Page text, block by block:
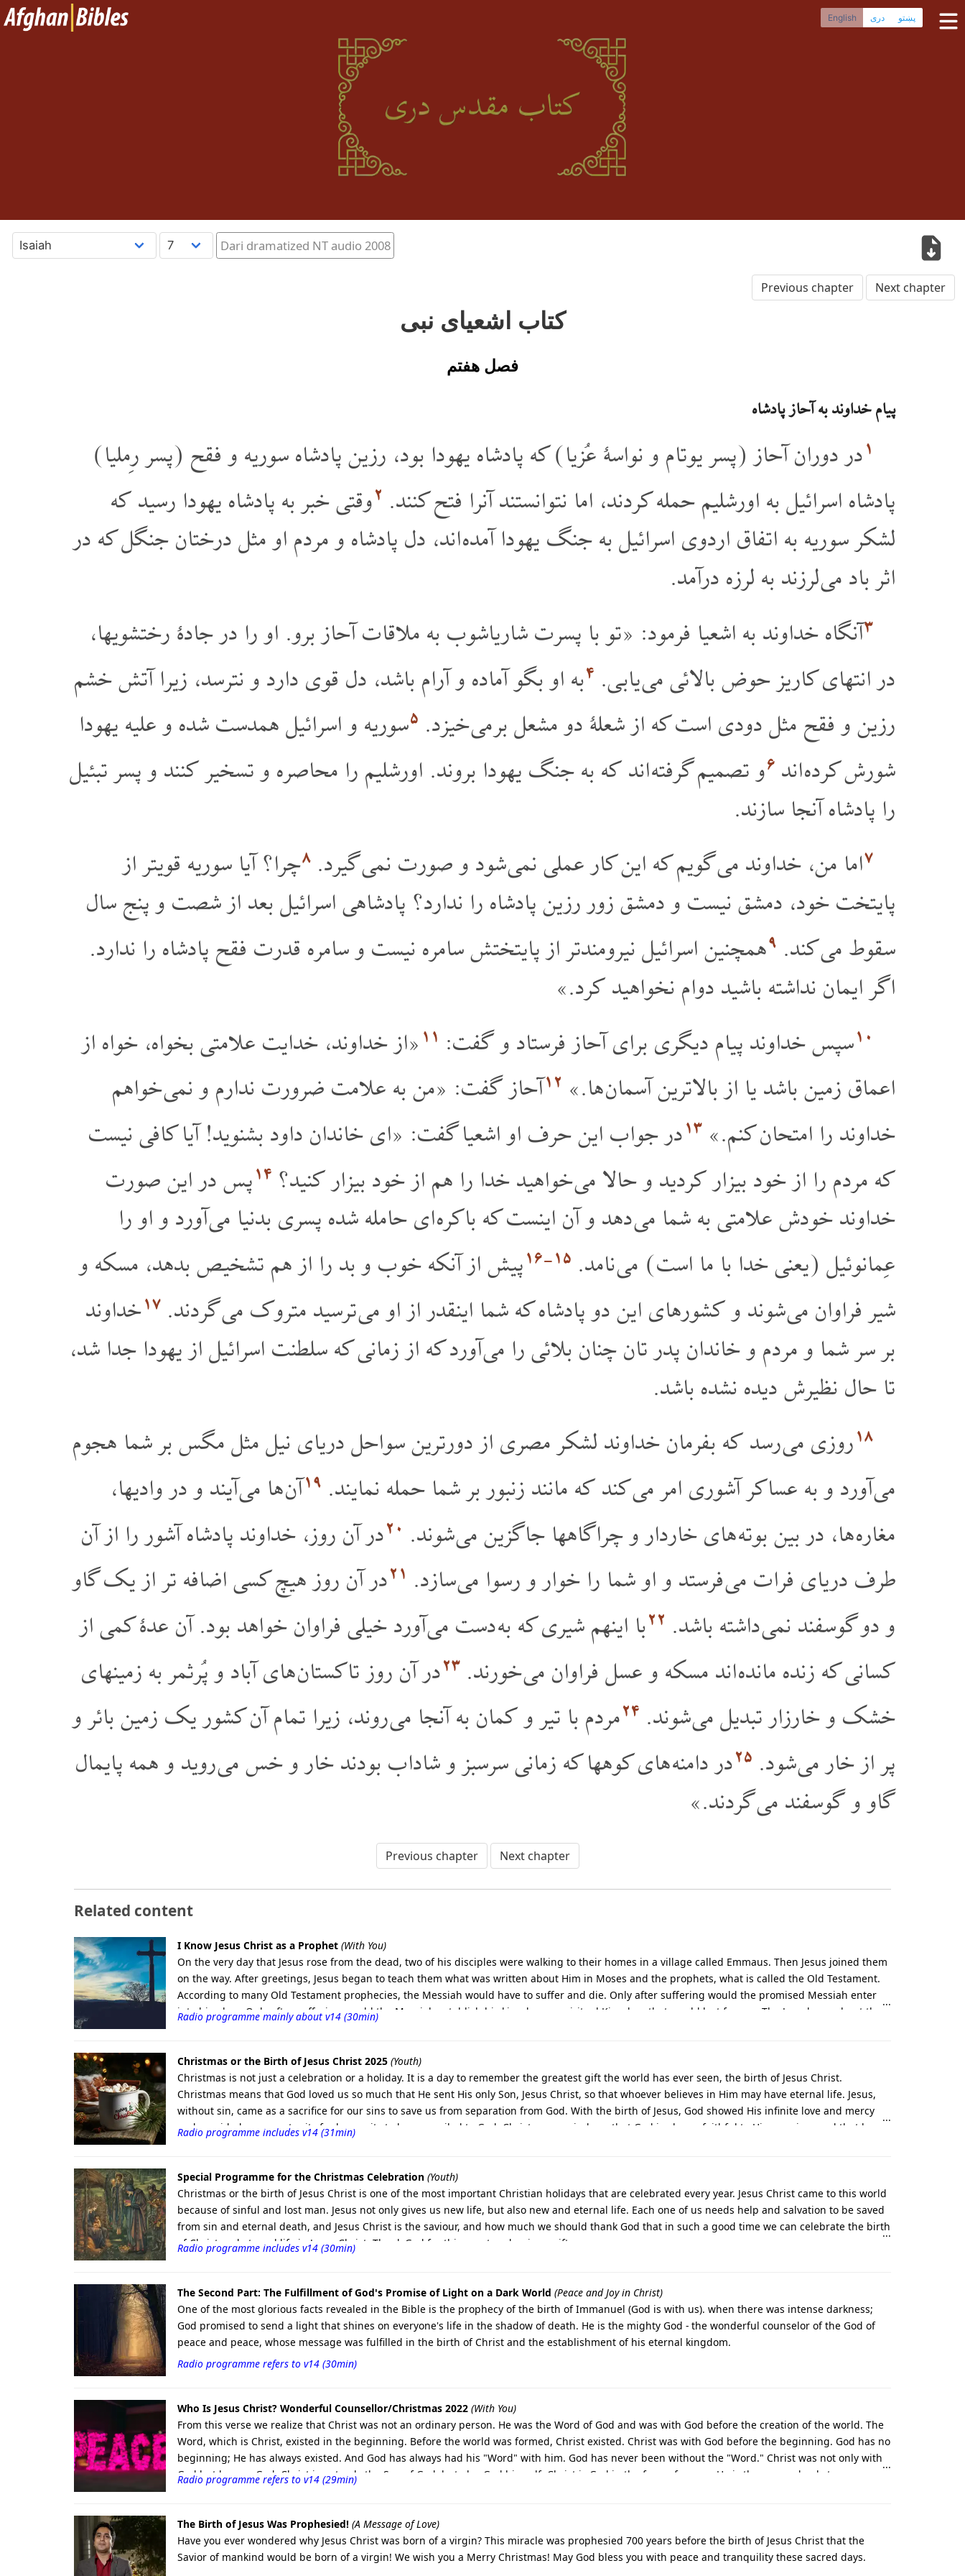
English دری پښتو
Dari dramatized NT audio 2008
Previous chapter Next chapter
کتاب اشعیای نبی
فصل هفتم
پیام خداوند به آحاز پادشاه
۱در دوران آحاز (پسر یوتام و نواسۀ عُزیا) که پادشاه یهودا بود، رزین پادشاه سوریه و فقح (پسر رِملیا)
پادشاه اسرائیل به اورشلیم حمله کردند، اما نتوانستند آنرا فتح کنند. ۲وقتی خبر به پادشاه یهودا رسید که
لشکر سوریه به اتفاق اردوی اسرائیل به جنگ یهودا آمده اند، دل پادشاه و مردم او مثل درختان جنگل که در
اثر باد می لرزند به لرزه درآمد.
۳آنگاه خداوند به اشعیا فرمود: «تو با پسرت شاریاشوب به ملاقات آحاز برو. او را در جادۀ رختشویها،
در انتهای کاریز حوض بالائی می یابی. ۴به او بگو آماده و آرام باشد، دل قوی دارد و نترسد، زیرا آتش خشم
رزین و فقح مثل دودی است که از شعلۀ دو مشعل بر می خیزد. ۵سوریه و اسرائیل همدست شده و علیه یهودا
شورش کرده اند ۶و تصمیم گرفته اند که به جنگ یهودا بروند. اورشلیم را محاصره و تسخیر کنند و پسر تبئیل
را پادشاه آنجا سازند.
۷اما من، خداوند می گویم که این کار عملی نمی شود و صورت نمی گیرد. ۸چرا؟ آیا سوریه قویتر از
پایتخت خود، دمشق نیست و دمشق زور رزین پادشاه را ندارد؟ پادشاهی اسرائیل بعد از شصت و پنج سال
سقوط می کند. ۹همچنین اسرائیل نیرومندتر از پایتختش سامره نیست و سامره قدرت فقح پادشاه را ندارد.
اگر ایمان نداشته باشید دوام نخواهید کرد.»
۱۰سپس خداوند پیام دیگری برای آحاز فرستاد و گفت: ۱۱ «از خداوند، خدایت علامتی بخواه، خواه از
اعماق زمین باشد یا از بالاترین آسمان ها.» ۱۲آحاز گفت: «من به علامت ضرورت ندارم و نمی خواهم
خداوند را امتحان کنم.» ۱۳در جواب این حرف او اشعیا گفت: «ای خاندان داود بشنوید! آیا کافی نیست
که مردم را از خود بیزار کردید و حالا می خواهید خدا را هم از خود بیزار کنید؟ ۱۴پس در این صورت
خداوند خودش علامتی به شما می دهد و آن اینست که باکره ای حامله شده پسری بدنیا می آورد و او را
عِمانوئیل (یعنی خدا با ما است) می نامد. ۱۵‏-۱۶
پیش از آنکه خوب و بد را از هم تشخیص بدهد، مسکه و
شیر فراوان می شوند و کشورهای این دو پادشاه که شما اینقدر از او می ترسید متروک می گردند. ۱۷خداوند
بر سر شما و مردم و خاندان پدر تان چنان بلائی را می آورد که از زمانی که سلطنت اسرائیل از یهودا جدا شد،
تا حال نظیرش دیده نشده باشد.
۱۸روزی می رسد که بفرمان خداوند لشکر مصری از دورترین سواحل دریای نیل مثل مگس بر شما هجوم
می آورد و به عساکر آشوری امر می کند که مانند زنبور بر شما حمله نمایند. ۱۹آن ها می آیند و در وادیها،
مغاره ها، در بین بوته های خاردار و چراگاهها جاگزین می شوند. ۲۰در آن روز، خداوند پادشاه آشور را از آن
طرف دریای فرات می فرستد و او شما را خوار و رسوا می سازد. ۲۱در آن روز هیچ کسی اضافه تر از یک گاو
و دو گوسفند نمی داشته باشد. ۲۲با اینهم شیری که به دست می آورد خیلی فراوان خواهد بود. آن عدۀ کمی از
کسانی که زنده مانده اند مسکه و عسل فراوان می خورند. ۲۳در آن روز تاکستان های آباد و پُرثمر به زمینهای
خشک و خارزار تبدیل می شوند. ۲۴مردم با تیر و کمان به آنجا می روند، زیرا تمام آن کشور یک زمین بائر و
پر از خار می شود. ۲۵در دامنه های کوهها که زمانی سرسبز و شاداب بودند خار و خس می روید و همه پایمال
گاو و گوسفند می گردند.»
Previous chapter Next chapter
Related content
I Know Jesus Christ as a Prophet (With You)
On the very day that Jesus rose from the dead, two of his disciples were walking to their homes in a village called Emmaus. Then Jesus joined them
on the way. After greetings, Jesus began to teach them what was written about Him in Moses and the prophets, what is called the Old Testament.
According to many Old Testament prophecies, the Messiah would have to suffer and die. Only after suffering would the promised Messiah enter
into his glory. Only after suffering would the Messiah establish his kingdom, a spiritual Kingdom that would last forever. The Jews knew about the
again that He must suffer and die, but they could not accept it. The two disciples listened eagerly.
Radio programme mainly about v14 (30min)
Christmas or the Birth of Jesus Christ 2025 (Youth)
Christmas is not just a celebration or a holiday. It is a day to remember the greatest gift the world has ever seen, the birth of Jesus Christ.
Christmas means that God loved us so much that He sent His only Son, Jesus Christ, so that whoever believes in Him may have eternal life. Jesus,
without sin, came as a sacrifice for our sins to save us from separation from God. With the birth of Jesus, God showed His infinite love and mercy
and provided an opportunity for humanity to be reconciled to God. Christmas reminds us that God is always faithful to His promises and that by
Radio programme includes v14 (31min)
Special Programme for the Christmas Celebration (Youth)
Christmas or the birth of Jesus Christ is one of the most important Christian holidays that are celebrated every year. Jesus Christ came to this world
because of sinful and lost man. Jesus not only gives us new life, but also new and eternal life. Each one of us needs help and salvation to be saved
from sin and eternal death, and Jesus Christ is the saviour, and how much we should thank God that in such a good time we can celebrate the birth
of Christ and eternal life in Jesus Christ. Thank God for this great and unique gift.
Radio programme includes v14 (30min)
The Second Part: The Fulfillment of God's Promise of Light on a Dark World (Peace and Joy in Christ)
One of the most glorious facts revealed in the Bible is the prophecy of the birth of Immanuel (God is with us). when there was intense darkness;
God promised to send a light that shines on everyone's life in the shadow of death. He is the mighty God - the wonderful counselor of the God of
peace and peace, whose message was fulfilled in the birth of Christ and the establishment of his eternal kingdom.
Radio programme refers to v14 (30min)
Who Is Jesus Christ? Wonderful Counsellor/Christmas 2022 (With You)
From this verse we realize that Christ was not an ordinary person. He was the Word of God and was with God before the creation of the world. The
Word, which is Christ, existed in the beginning. Before the world was formed, Christ existed. Christ was with God before the beginning. God has no
beginning; He has always existed. And God has always had his "Word" with him. God has never been without the "Word." Christ was not only with
God but he was God. Christ is not only the Son of God, but also God himself. Christ is God in the form of a man. He is the one and only true
Radio programme refers to v14 (29min)
The Birth of Jesus Was Prophesied! (A Message of Love)
Have you ever wondered why Jesus Christ was born of a virgin? This miracle was prophesied 700 years before the birth of Jesus Christ that the
Savior of mankind would be born of a virgin! We wish you a Merry Christmas! May God bless you with peace and tranquility these sacred days.